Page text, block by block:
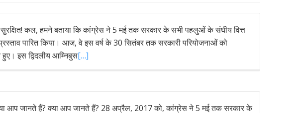
कल, हमने बताया कि कांग्रेस ने 5 मई तक सरकार के सभी पहलुओं के संघीय वित्त
पारित किया। आज, वे इस वर्ष के 30 सितंबर तक सरकारी परियोजनाओं को
इस द्विदलीय आम्निबुस[…]
आप जानते हैं? क्या आप जानते हैं? 28 अप्रैल, 2017 को, कांग्रेस ने 5 मई तक सरकार के